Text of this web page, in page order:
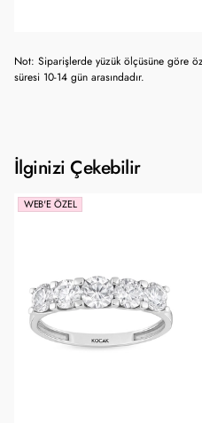
Not: Siparişlerde yüzük ölçüsüne göre
süresi 10-14 gün arasındadır.
İlginizi Çekebilir
WEB'E ÖZEL